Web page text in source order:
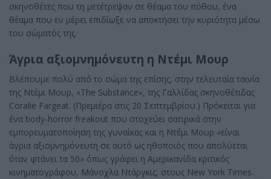
σκηνοθέτες που τη μετέτρεψαν σε θέαμα του πόθου, ένα
θέαμα που εν μέρει επιδίωξε να αποκτήσει την κυριότητα μέσω
του σώματός της.
Άγρια αξιομνημόνευτη η Ντέμι Μουρ
Βλέπουμε πολύ από το σώμα της επίσης, στην τελευταία ταινία
της Ντέμι Μουρ, «The Substance», της Γαλλίδας σκηνοθέτιδας
Coralie Fargeat. (Πρεμιέρα στις 20 Σεπτεμβρίου.) Πρόκειται για
ένα body-horror freakout που στοχεύει σατιρικά στην
εμπορευματοποίηση της γυναίκας και η Ντέμι Μουρ «είναι
άγρια αξιομνημόνευτη σε αυτό ως ηθοποιός που απολύεται
όταν φτάνει τα 50» όπως γράφει η Αμερικανίδα κριτικός
κινηματογράφου, Μάνοχλα Ντάργκις, στους New York Times.